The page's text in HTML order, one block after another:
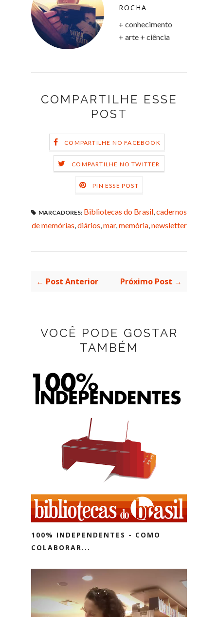
ROCHA
+ conhecimento
+ arte + ciência
COMPARTILHE ESSE
POST
COMPARTILHE NO FACEBOOK
COMPARTILHE NO TWITTER
PIN ESSE POST
MARCADORES: Bibliotecas do Brasil,cadernos
de memórias,diários,mar,memória,newsletter
← Post Anterior Próximo Post →
VOCÊ PODE GOSTAR
TAMBÉM
100% INDEPENDENTES - COMO
COLABORAR...